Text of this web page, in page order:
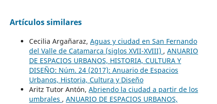
Artículos similares
Cecilia Argañaraz, Aguas y ciudad en San Fernando
del Valle de Catamarca (siglos XVII-XVIII) , ANUARIO
DE ESPACIOS URBANOS, HISTORIA, CULTURA Y
DISEÑO: Núm. 24 (2017): Anuario de Espacios
Urbanos, Historia, Cultura y Diseño
Aritz Tutor Antón, Abriendo la ciudad a partir de los
umbrales , ANUARIO DE ESPACIOS URBANOS,